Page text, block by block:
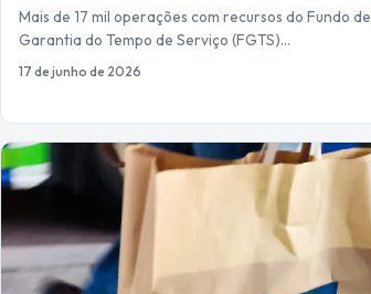
Mais de 17 mil operações com recursos do Fundo de
Garantia do Tempo de Serviço (FGTS)…
17 de junho de 2026